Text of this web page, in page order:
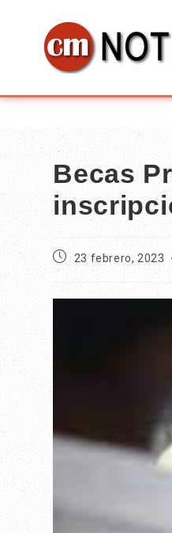
Becas
23 febrero, 2023